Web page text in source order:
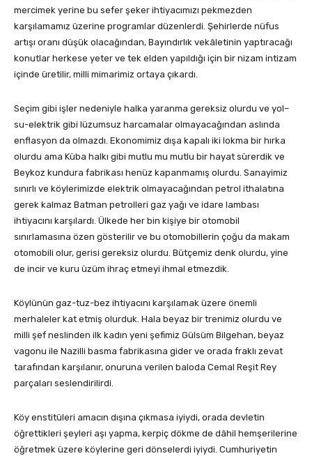
mercimek yerine bu sefer şeker ihtiyacımızı pekmezden
karşılamamız üzerine programlar düzenlerdi. Şehirlerde nüfus
artışı oranı düşük olacağından, Bayındırlık vekâletinin yaptıracağı
konutlar herkese yeter ve tek elden yapıldığı için bir nizam intizam
içinde üretilir, milli mimarimiz ortaya çıkardı.
Seçim gibi işler nedeniyle halka yaranma gereksiz olurdu ve yol–
su-elektrik gibi lüzumsuz harcamalar olmayacağından aslında
enflasyon da olmazdı. Ekonomimiz dışa kapalı iki lokma bir hırka
olurdu ama Küba halkı gibi mutlu mu mutlu bir hayat sürerdik ve
Beykoz kundura fabrikası henüz kapanmamış olurdu. Sanayimiz
sınırlı ve köylerimizde elektrik olmayacağından petrol ithalatına
gerek kalmaz Batman petrolleri gaz yağı ve idare lambası
ihtiyacını karşılardı. Ülkede her bin kişiye bir otomobil
sınırlamasına özen gösterilir ve bu otomobillerin çoğu da makam
otomobili olur, gerisi gereksiz olurdu. Bütçemiz denk olurdu, yine
de incir ve kuru üzüm ihraç etmeyi ihmal etmezdik.
Köylünün gaz-tuz-bez ihtiyacını karşılamak üzere önemli
merhaleler kat etmiş olurduk. Hala beyaz bir trenimiz olurdu ve
milli şef neslinden ilk kadın yeni şefimiz Gülsüm Bilgehan, beyaz
vagonu ile Nazilli basma fabrikasına gider ve orada fraklı zevat
tarafından karşılanır, onuruna verilen baloda Cemal Reşit Rey
parçaları seslendirilirdi.
Köy enstitüleri amacın dışına çıkmasa iyiydi, orada devletin
öğrettikleri şeyleri aşı yapma, kerpiç dökme de dâhil hemşerilerine
öğretmek üzere köylerine geri dönselerdi iyiydi. Cumhuriyetin